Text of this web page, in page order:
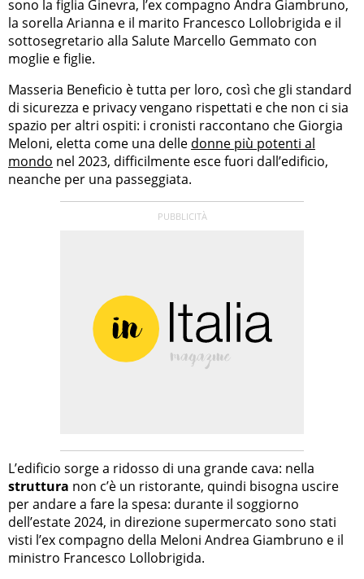
sono la figlia Ginevra, l’ex compagno Andra Giambruno,
la sorella Arianna e il marito Francesco Lollobrigida e il
sottosegretario alla Salute Marcello Gemmato con
moglie e figlie.
Masseria Beneficio è tutta per loro, così che gli standard
di sicurezza e privacy vengano rispettati e che non ci sia
spazio per altri ospiti: i cronisti raccontano che Giorgia
Meloni, eletta come una delle donne più potenti al
mondo nel 2023, difficilmente esce fuori dall’edificio,
neanche per una passeggiata.
L’edificio sorge a ridosso di una grande cava: nella
struttura non c’è un ristorante, quindi bisogna uscire
per andare a fare la spesa: durante il soggiorno
dell’estate 2024, in direzione supermercato sono stati
visti l’ex compagno della Meloni Andrea Giambruno e il
ministro Francesco Lollobrigida.